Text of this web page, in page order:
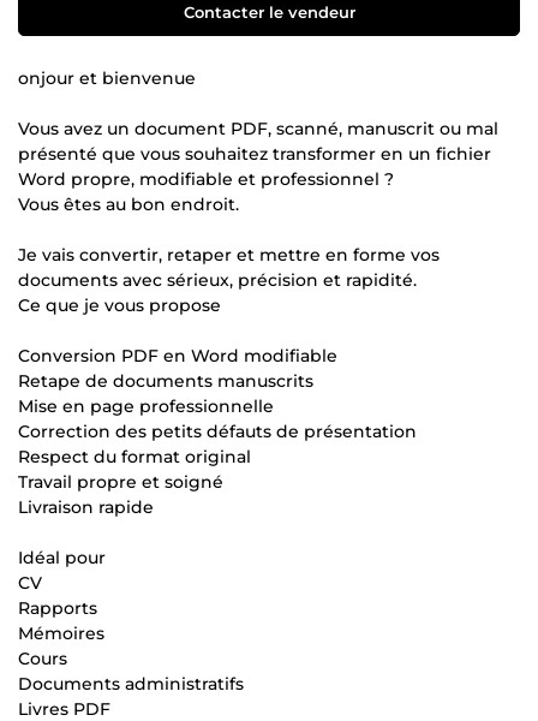
Contacter le vendeur
onjour et bienvenue
Vous avez un document PDF, scanné, manuscrit ou mal
présenté que vous souhaitez transformer en un fichier
Word propre, modifiable et professionnel ?
Vous êtes au bon endroit.
Je vais convertir, retaper et mettre en forme vos
documents avec sérieux, précision et rapidité.
Ce que je vous propose
Conversion PDF en Word modifiable
Retape de documents manuscrits
Mise en page professionnelle
Correction des petits défauts de présentation
Respect du format original
Travail propre et soigné
Livraison rapide
Idéal pour
CV
Rapports
Mémoires
Cours
Documents administratifs
Livres PDF